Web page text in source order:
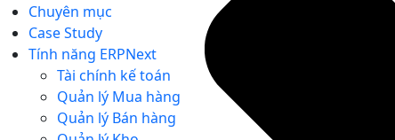
Chuyên mục
Case Study
Tính năng ERPNext
Tài chính kế toán
Quản lý Mua hàng
Quản lý Bán hàng